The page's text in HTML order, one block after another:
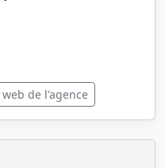
web de l'agence